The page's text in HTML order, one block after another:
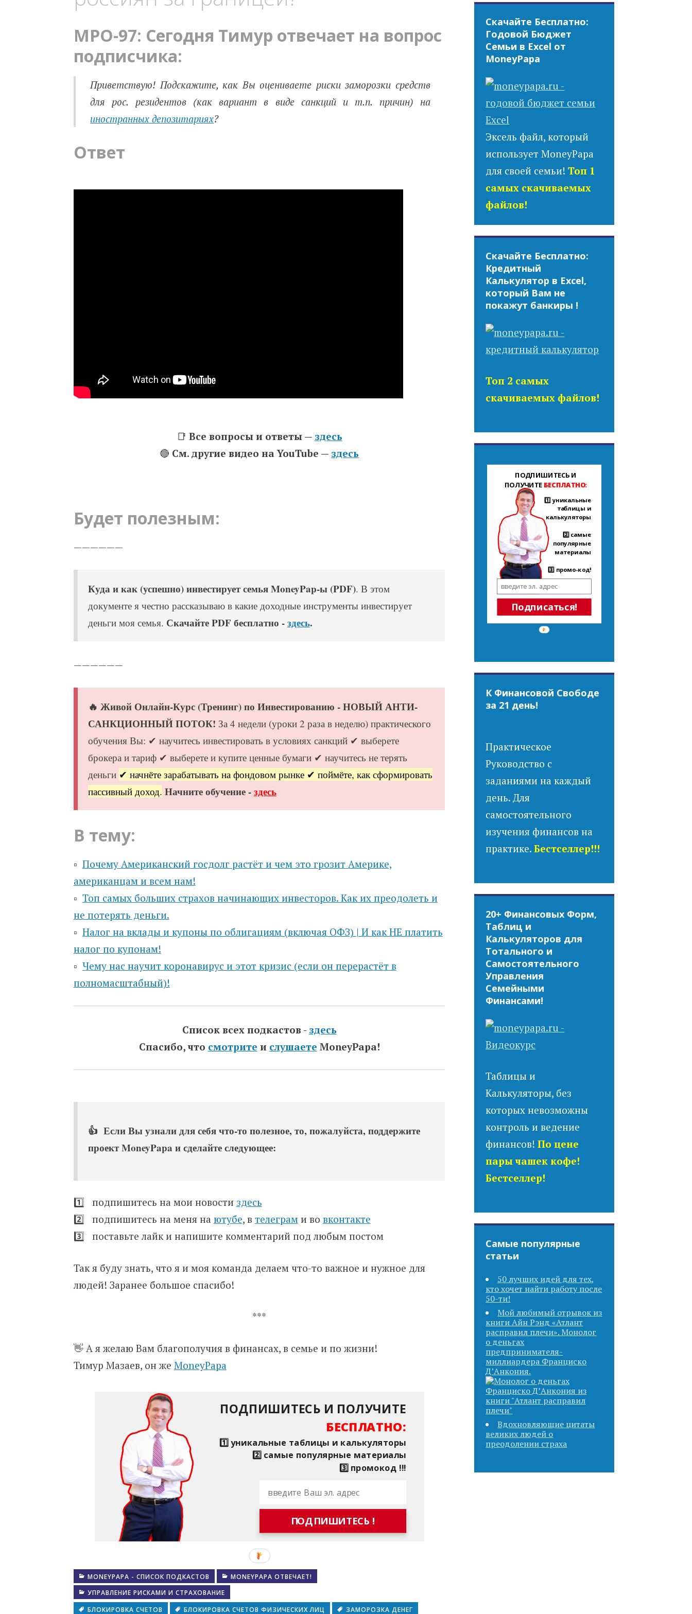
MPO-97: Сегодня Тимур отвечает на вопрос
подписчика:
Приветствую! Подскажите, как Вы оцениваете риски заморозки средств
для рос. резидентов (как вариант в виде санкций и т.п. причин) на
иностранных депозитариях?
Ответ
📑 Все вопросы и ответы — здесь
🔴 См. другие видео на YouTube — здесь
Будет полезным:
——————
Куда и как (успешно) инвестирует семья MoneyPap-ы (PDF). В этом
документе я честно рассказываю в какие доходные инструменты инвестирует
деньги моя семья. Скачайте PDF бесплатно -здесь.
——————
🔥 Живой Онлайн-Курс (Тренинг) по Инвестированию - НОВЫЙ АНТИ-
САНКЦИОННЫЙ ПОТОК! За 4 недели (уроки 2 раза в неделю) практического
обучения Вы: ✔ научитесь инвестировать в условиях санкций ✔ выберете
брокера и тариф ✔ выберете и купите ценные бумаги ✔ научитесь не терять
деньги ✔ начнёте зарабатывать на фондовом рынке ✔ поймёте, как сформировать
пассивный доход. Начните обучение -здесь
В тему:
▫️ Почему Американский госдолг растёт и чем это грозит Америке,
американцам и всем нам!
▫️ Топ самых больших страхов начинающих инвесторов. Как их преодолеть и
не потерять деньги.
▫️ Налог на вклады и купоны по облигациям (включая ОФЗ) | И как НЕ платить
налог по купонам!
▫️ Чему нас научит коронавирус и этот кризис (если он перерастёт в
полномасштабный)!
Список всех подкастов - здесь
Спасибо, что смотрите и слушаете MoneyPapa!
👍 Если Вы узнали для себя что-то полезное, то, пожалуйста, поддержите
проект MoneyPapa и сделайте следующее:
1️⃣ подпишитесь на мои новости здесь
2️⃣ подпишитесь на меня на ютубе, в телеграми во вконтакте
3️⃣ поставьте лайк и напишите комментарий под любым постом
Так я буду знать, что я и моя команда делаем что-то важное и нужное для
людей! Заранее большое спасибо!
***
👋 А я желаю Вам благополучия в финансах, в семье и по жизни!
Тимур Мазаев, он же MoneyPapa
ПОДПИШИТЕСЬ !
ПОДПИШИТЕСЬ И ПОЛУЧИТЕ
БЕСПЛАТНО:
1️⃣ уникальные таблицы и калькуляторы
2️⃣ самые популярные материалы
3️⃣ промокод !!!
MONEYPAPA - СПИСОК ПОДКАСТОВ
MONEYPAPA ОТВЕЧАЕТ!
УПРАВЛЕНИЕ РИСКАМИ И СТРАХОВАНИЕ
БЛОКИРОВКА СЧЕТОВ
БЛОКИРОВКА СЧЕТОВ ФИЗИЧЕСКИХ ЛИЦ ЗАМОРОЗКА ДЕНЕГ
Скачайте Бесплатно:
Годовой Бюджет
Семьи в Excel от
MoneyPapa
Эксель файл, который
использует MoneyPapa
для своей семьи!Топ 1
самых скачиваемых
файлов!
Скачайте Бесплатно:
Кредитный
Калькулятор в Excel,
который Вам не
покажут банкиры !
Топ 2 самых
скачиваемых файлов!
Подписаться!
ПОДПИШИТЕСЬ И
ПОЛУЧИТЕ БЕСПЛАТНО:
1️⃣ уникальные
таблицы и
калькуляторы
2️⃣ самые
популярные
материалы
3️⃣ промо-код!
К Финансовой Свободе
за 21 день!
Практическое
Руководство с
заданиями на каждый
день. Для
самостоятельного
изучения финансов на
практике.Бестселлер!!!
20+ Финансовых Форм,
Таблиц и
Калькуляторов для
Тотального и
Самостоятельного
Управления
Семейными
Финансами!
Таблицы и
Калькуляторы, без
которых невозможны
контроль и ведение
финансов!По цене
пары чашек кофе!
Бестселлер!
Самые популярные
статьи
50 лучших идей для тех,
кто хочет найти работу после
50-ти!
Мой любимый отрывок из
книги Айн Рэнд «Атлант
расправил плечи». Монолог
о деньгах
предпринимателя-
миллиардера Франциско
Д’Анкония.
Вдохновляющие цитаты
великих людей о
преодолении страха